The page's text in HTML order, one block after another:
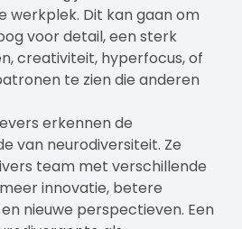
werkplek. Dit kan gaan om
voor detail, een sterk
creativiteit, hyperfocus, of
te zien die anderen
erkennen de
van neurodiversiteit. Ze
team met verschillende
innovatie, betere
nieuwe perspectieven. Een